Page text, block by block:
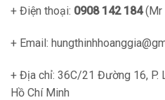
+ Điện thoại: 0908 142 184(Mr
+ Email:
+ Địa chỉ: 36C/21 Đường 16, P.
Hồ Chí Minh